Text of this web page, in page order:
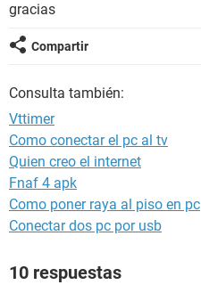
gracias
Compartir
Consulta también:
Vttimer
Como conectar el pc al tv
Quien creo el internet
Fnaf 4 apk
Como poner raya al piso en pc
Conectar dos pc por usb
10 respuestas